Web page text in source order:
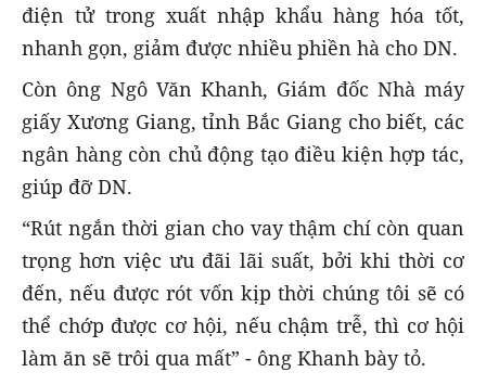
điện tử trong xuất nhập khẩu hàng hóa tốt,
nhanh gọn, giảm được nhiều phiền hà cho DN.
Còn ông Ngô Văn Khanh, Giám đốc Nhà máy
giấy Xương Giang, tỉnh Bắc Giang cho biết, các
ngân hàng còn chủ động tạo điều kiện hợp tác,
giúp đỡ DN.
“Rút ngắn thời gian cho vay thậm chí còn quan
trọng hơn việc ưu đãi lãi suất, bởi khi thời cơ
đến, nếu được rót vốn kịp thời chúng tôi sẽ có
thể chớp được cơ hội, nếu chậm trễ, thì cơ hội
làm ăn sẽ trôi qua mất” - ông Khanh bày tỏ.